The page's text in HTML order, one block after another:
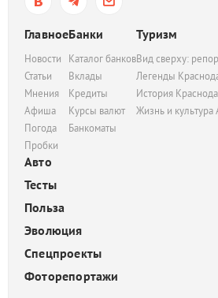
Главное
Новости
Статьи
Мнения
Афиша
Погода
Пробки
Банки
Каталог банков
Вклады
Кредиты
Курсы валют
Банкоматы
Туризм
Вид сверху:
Легенды
История
Жизнь и культура
Авто
Тесты
Польза
Эволюция
Спецпроекты
Фоторепортажи